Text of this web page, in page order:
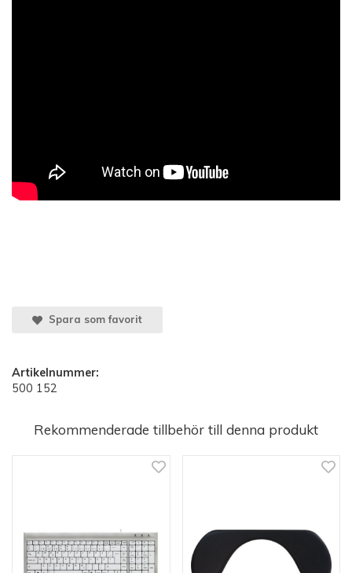
Spara som favorit
Artikelnummer:
500 152
Rekommenderade tillbehör till denna produkt